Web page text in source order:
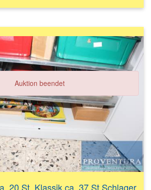
Auktion beendet
20 St. Klassik ca. 37 St Schlager